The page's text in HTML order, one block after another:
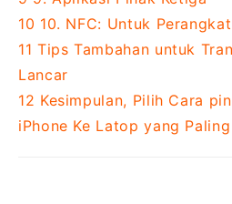
10 10. NFC: Untuk
11 Tips Tambahan untuk
Lancar
12 Kesimpulan, Pilih Cara
iPhone Ke Latop yang